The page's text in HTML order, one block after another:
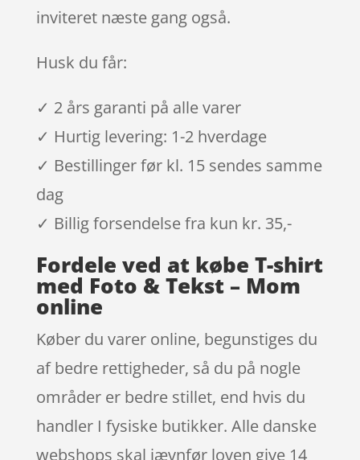
inviteret næste gang også.
Husk du får:
✓ 2 års garanti på alle varer
✓ Hurtig levering: 1-2 hverdage
✓ Bestillinger før kl. 15 sendes samme
dag
✓ Billig forsendelse fra kun kr. 35,-
Fordele ved at købe T-shirt
med Foto & Tekst – Mom
online
Køber du varer online, begunstiges du
af bedre rettigheder, så du på nogle
områder er bedre stillet, end hvis du
handler I fysiske butikker. Alle danske
webshops skal jævnfør loven give 14